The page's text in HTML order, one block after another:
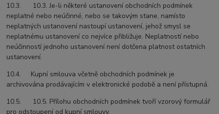
10.3. 10.3. Je-li některé ustanovení obchodních podmínek
neplatné nebo neúčinné, nebo se takovým stane, namísto
neplatných ustanovení nastoupí ustanovení, jehož smysl se
neplatnému ustanovení co nejvíce přibližuje. Neplatností nebo
neúčinností jednoho ustanovení není dotčena platnost ostatních
ustanovení.
10.4. Kupní smlouva včetně obchodních podmínek je
archivována prodávajícím v elektronické podobě a není přístupná.
10.5. 10.5. Přílohu obchodních podmínek tvoří vzorový formulář
pro odstoupení od kupní smlouvy.